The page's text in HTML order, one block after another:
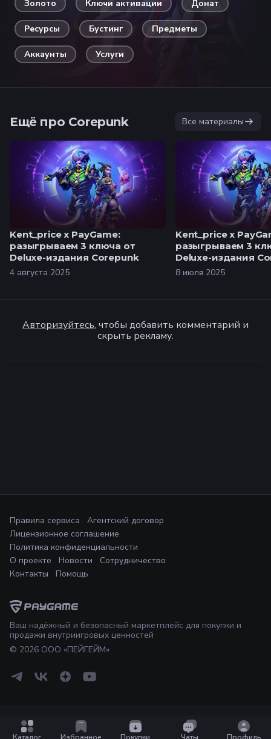
Золото Ключи активации Донат
Ресурсы Бустинг Предметы
Аккаунты Услуги
Ещё про Corepunk Все материалы
Kent_price x PayGame:
разыгрываем 3 ключа от
Deluxe-издания Corepunk
4 августа 2025
Kent_price x
разыгрываем 3
Deluxe-издания
8 июля 2025
Авторизуйтесь, чтобы добавить комментарий и
скрыть рекламу.
Ваш надёжный и безопасный маркетплейс для покупки и
продажи внутриигровых ценностей
© 2026 ООО «ПЕЙГЕЙМ»
Правила сервиса
Агентский договор
Лицензионное соглашение
Политика конфиденциальности
О проекте
Новости
Сотрудничество
Контакты
Помощь